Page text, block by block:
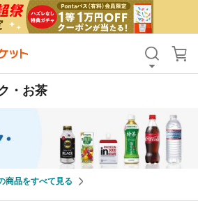
・お茶
商品をすべて見る
すべて
すべて
タイムセール